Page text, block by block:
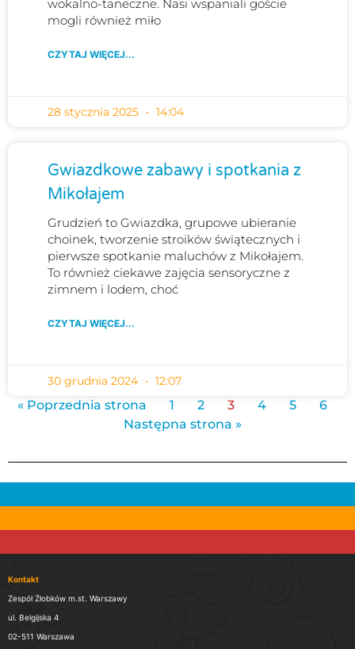
wokalno-taneczne. Nasi wspaniali goście
mogli również miło
CZYTAJ WIĘCEJ...
28 stycznia 2025 14:04
Gwiazdkowe zabawy i spotkania z
Mikołajem
Grudzień to Gwiazdka, grupowe ubieranie
choinek, tworzenie stroików świątecznych i
pierwsze spotkanie maluchów z Mikołajem.
To również ciekawe zajęcia sensoryczne z
zimnem i lodem, choć
CZYTAJ WIĘCEJ...
30 grudnia 2024 12:07
« Poprzednia strona 1 2 3 4 5
6
Następna strona »
Kontakt
Zespół Żłobków m.st. Warszawy
ul. Belgijska 4
02-511 Warszawa